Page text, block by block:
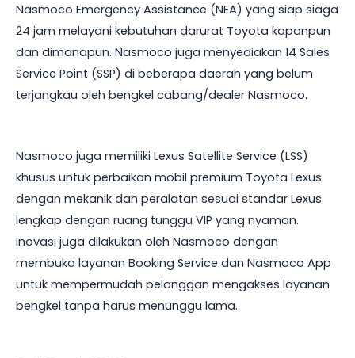
Nasmoco Emergency Assistance (NEA) yang siap siaga
24 jam melayani kebutuhan darurat Toyota kapanpun
dan dimanapun. Nasmoco juga menyediakan 14 Sales
Service Point (SSP) di beberapa daerah yang belum
terjangkau oleh bengkel cabang/dealer Nasmoco.
Nasmoco juga memiliki Lexus Satellite Service (LSS)
khusus untuk perbaikan mobil premium Toyota Lexus
dengan mekanik dan peralatan sesuai standar Lexus
lengkap dengan ruang tunggu VIP yang nyaman.
Inovasi juga dilakukan oleh Nasmoco dengan
membuka layanan Booking Service dan Nasmoco App
untuk mempermudah pelanggan mengakses layanan
bengkel tanpa harus menunggu lama.